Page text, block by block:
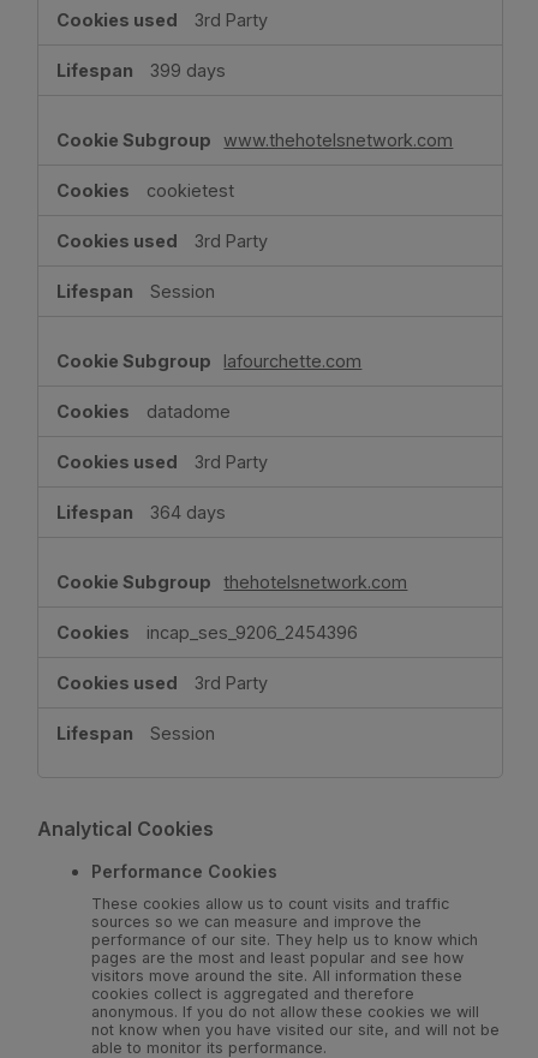
3rd Party
399 days
www.thehotelsnetwork.com
cookietest
3rd Party
Session
lafourchette.com
datadome
3rd Party
364 days
thehotelsnetwork.com
incap_ses_9206_2454396
3rd Party
Session
Analytical Cookies
Performance Cookies
These cookies allow us to count visits and traffic
sources so we can measure and improve the
performance of our site. They help us to know which
pages are the most and least popular and see how
visitors move around the site. All information these
cookies collect is aggregated and therefore
anonymous. If you do not allow these cookies we will
not know when you have visited our site, and will not be
able to monitor its performance.